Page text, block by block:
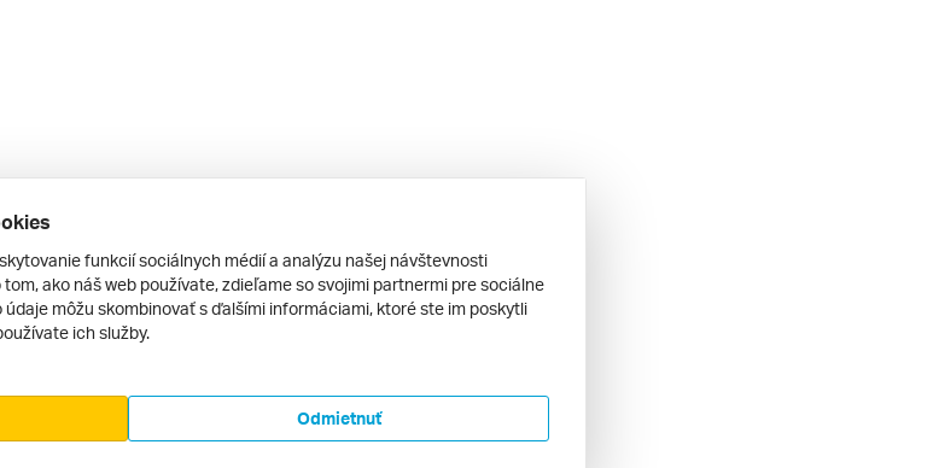
funkcií sociálnych médií a analýzu našej návštevnosti
ako náš web používate, zdieľame so svojimi partnermi pre sociálne
môžu skombinovať s ďalšími informáciami, ktoré ste im poskytli
ich služby.
Odmietnuť